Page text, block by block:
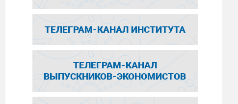
ТЕЛЕГРАМ-КАНАЛ ИНСТИТУТА
ТЕЛЕГРАМ-КАНАЛ
ВЫПУСКНИКОВ-ЭКОНОМИСТОВ